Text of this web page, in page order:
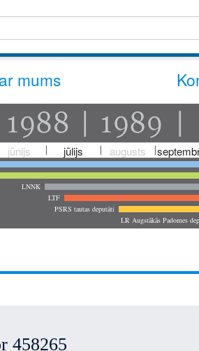
mums
jūnijs jūlijs augusts
LNNK
LTF
PSRS tautas deputāti
LR Augstākās Padomes
458265